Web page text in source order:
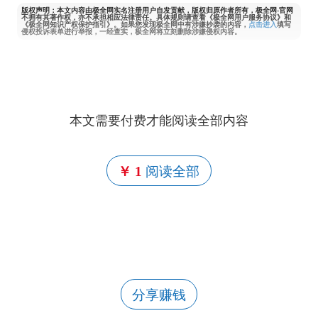
版权声明：本文内容由极全网实名注册用户自发贡献，版权归原作者所有，极全网-官网
不拥有其著作权，亦不承担相应法律责任。具体规则请查看《极全网用户服务协议》和
《极全网知识产权保护指引》。如果您发现极全网中有涉嫌抄袭的内容， 点击进入填写
侵权投诉表单进行举报，一经查实，极全网将立刻删除涉嫌侵权内容。
本文需要付费才能阅读全部内容
￥ 1 阅读全部
分享赚钱